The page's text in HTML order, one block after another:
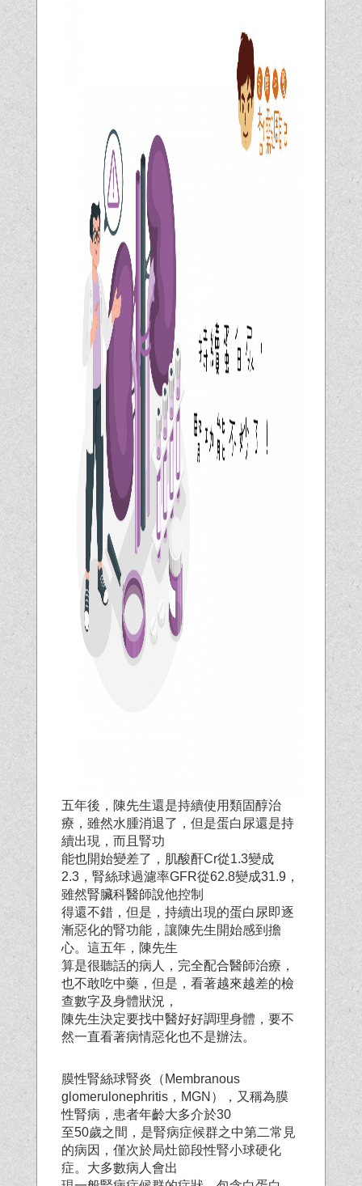
五年後，陳先生還是持續使用類固醇治
療，雖然水腫消退了，但是蛋白尿還是持
續出現，而且腎功
能也開始變差了，肌酸酐Cr從1.3變成
2.3，腎絲球過濾率GFR從62.8變成31.9，
雖然腎臟科醫師說他控制
得還不錯，但是，持續出現的蛋白尿即逐
漸惡化的腎功能，讓陳先生開始感到擔
心。這五年，陳先生
算是很聽話的病人，完全配合醫師治療，
也不敢吃中藥，但是，看著越來越差的檢
查數字及身體狀況，
陳先生決定要找中醫好好調理身體，要不
然一直看著病情惡化也不是辦法。
膜性腎絲球腎炎（Membranous
glomerulonephritis，MGN），又稱為膜
性腎病，患者年齡大多介於30
至50歲之間，是腎病症候群之中第二常見
的病因，僅次於局灶節段性腎小球硬化
症。大多數病人會出